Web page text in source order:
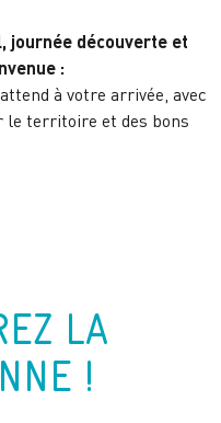
journée découverte et
:
à votre arrivée, avec
le territoire et des bons
LA
!